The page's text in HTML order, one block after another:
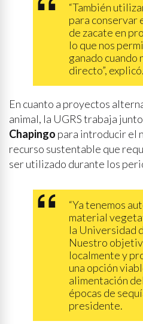
“También
para conservar
de zacate en
lo que nos
ganado cuando
directo”, explicó.
En cuanto a proyectos
animal, la UGRS trabaja
Chapingo para introducir el
recurso sustentable que
ser utilizado durante los
“Ya tenemos
material
la Universidad
Nuestro
localmente y
una opción
alimentación
épocas de
presidente.